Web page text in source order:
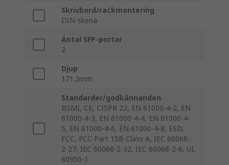
Skrivbord/rackmontering
DIN-skena
Antal SFP-portar
2
Djup
171.2mm
Standarder/godkännanden
BSMI, CE, CISPR 22, EN 61000-4-2, EN
61000-4-3, EN 61000-4-4, EN 61000-4-
5, EN 61000-4-6, EN 61000-4-8, ESD,
FCC, FCC Part 15B Class A, IEC 60068-
2-27, IEC 60068-2-32, IEC 60068-2-6, UL
60950-1